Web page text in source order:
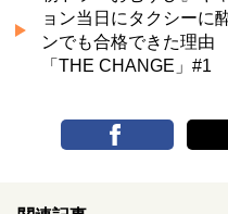
ョン当日にタクシーに
ンでも合格できた理
「THE CHANGE」#1